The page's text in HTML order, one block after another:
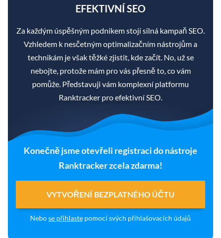
EFEKTIVNÍ SEO
Za každým úspěšným podnikem stojí silná kampaň SEO.
Vzhledem k nesčetným optimalizačním nástrojům a
technikám je však těžké zjistit, kde začít. No, už se
nebojte, protože mám pro vás přesně to, co vám
pomůže. Představuji vám komplexní platformu
Ranktracker pro efektivní SEO.
Konečně jsme otevřeli registraci do nástroje
Ranktracker zcela zdarma!
VYTVOŘENÍ BEZPLATNÉHO ÚČTU
Nebose přihlaste pomocí svých přihlašovacích údajů